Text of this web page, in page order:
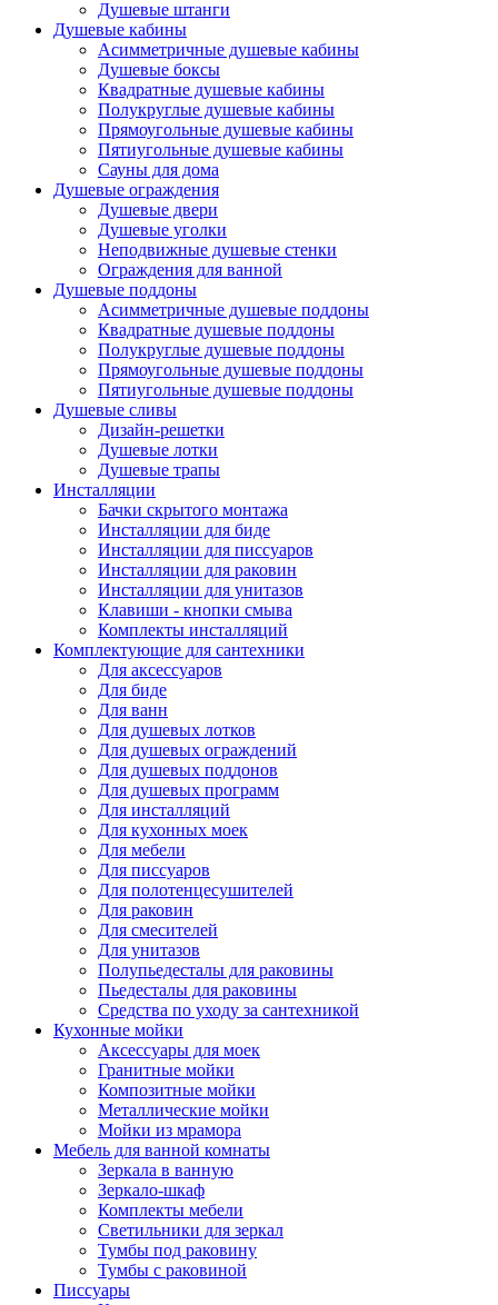
Душевые штанги
Душевые кабины
Асимметричные душевые кабины
Душевые боксы
Квадратные душевые кабины
Полукруглые душевые кабины
Прямоугольные душевые кабины
Пятиугольные душевые кабины
Сауны для дома
Душевые ограждения
Душевые двери
Душевые уголки
Неподвижные душевые стенки
Ограждения для ванной
Душевые поддоны
Асимметричные душевые поддоны
Квадратные душевые поддоны
Полукруглые душевые поддоны
Прямоугольные душевые поддоны
Пятиугольные душевые поддоны
Душевые сливы
Дизайн-решетки
Душевые лотки
Душевые трапы
Инсталляции
Бачки скрытого монтажа
Инсталляции для биде
Инсталляции для писсуаров
Инсталляции для раковин
Инсталляции для унитазов
Клавиши - кнопки смыва
Комплекты инсталляций
Комплектующие для сантехники
Для аксессуаров
Для биде
Для ванн
Для душевых лотков
Для душевых ограждений
Для душевых поддонов
Для душевых программ
Для инсталляций
Для кухонных моек
Для мебели
Для писсуаров
Для полотенцесушителей
Для раковин
Для смесителей
Для унитазов
Полупьедесталы для раковины
Пьедесталы для раковины
Средства по уходу за сантехникой
Кухонные мойки
Аксессуары для моек
Гранитные мойки
Композитные мойки
Металлические мойки
Мойки из мрамора
Мебель для ванной комнаты
Зеркала в ванную
Зеркало-шкаф
Комплекты мебели
Светильники для зеркал
Тумбы под раковину
Тумбы с раковиной
Писсуары